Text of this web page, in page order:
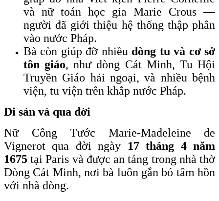
và nữ toán học gia Marie Crous —
người đã giới thiệu hệ thống thập phân
vào nước Pháp.
Bà còn giúp đỡ nhiều dòng tu và cơ sở
tôn giáo, như dòng Cát Minh, Tu Hội
Truyền Giáo hải ngoại, và nhiều bệnh
viện, tu viện trên khắp nước Pháp.
Di sản và qua đời
Nữ Công Tước Marie-Madeleine de
Vignerot qua đời ngày 17 tháng 4 năm
1675 tại Paris và được an táng trong nhà thờ
Dòng Cát Minh, nơi bà luôn gắn bó tâm hồn
với nhà dòng.